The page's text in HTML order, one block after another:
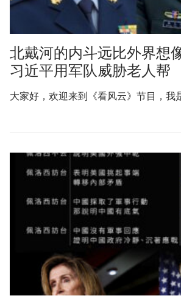
北戴河的内斗远比外界想
习近平用军队威胁老人帮
大家好，欢迎来到《看风云》节目，我